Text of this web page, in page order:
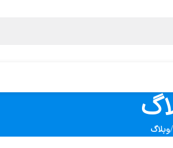
/وبلاگ